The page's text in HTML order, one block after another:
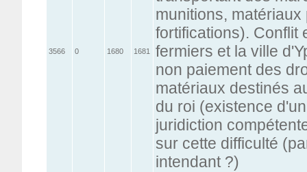
3566 0 1680 1681
munitions, matériaux
fortifications). Conflit
fermiers et la ville
non paiement des
matériaux destinés
du roi (existence
juridiction
sur cette difficulté
intendant ?)